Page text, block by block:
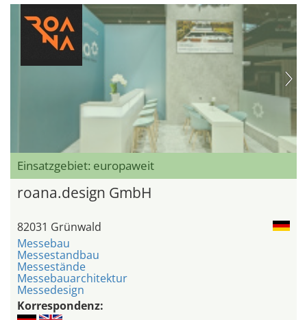
Einsatzgebiet: europaweit
roana.design GmbH
82031 Grünwald
Messebau
Messestandbau
Messestände
Messebauarchitektur
Messedesign
Korrespondenz: